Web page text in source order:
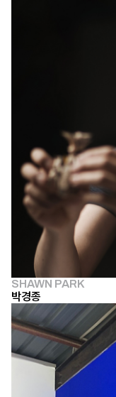
SHAWN PARK
박경종